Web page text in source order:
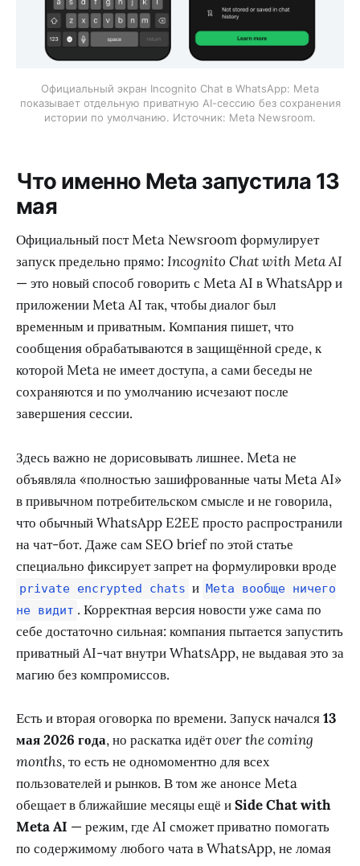
Официальный экран Incognito Chat в WhatsApp: Meta
показывает отдельную приватную AI-сессию без сохранения
истории по умолчанию. Источник: Meta Newsroom.
Что именно Meta запустила 13
мая
Официальный пост Meta Newsroom формулирует
запуск предельно прямо: Incognito Chat with Meta AI
— это новый способ говорить с Meta AI в WhatsApp и
приложении Meta AI так, чтобы диалог был
временным и приватным. Компания пишет, что
сообщения обрабатываются в защищённой среде, к
которой Meta не имеет доступа, а сами беседы не
сохраняются и по умолчанию исчезают после
завершения сессии.
Здесь важно не дорисовывать лишнее. Meta не
объявляла «полностью зашифрованные чаты Meta AI»
в привычном потребительском смысле и не говорила,
что обычный WhatsApp E2EE просто распространили
на чат-бот. Даже сам SEO brief по этой статье
специально фиксирует запрет на формулировки вроде
private encrypted chats и Meta вообще ничего
не видит . Корректная версия новости уже сама по
себе достаточно сильная: компания пытается запустить
приватный AI-чат внутри WhatsApp, не выдавая это за
магию без компромиссов.
Есть и вторая оговорка по времени. Запуск начался13
мая 2026 года, но раскатка идётover the coming
months, то есть не одномоментно для всех
пользователей и рынков. В том же анонсе Meta
обещает в ближайшие месяцы ещё иSide Chat with
Meta AI — режим, где AI сможет приватно помогать
по содержимому любого чата в WhatsApp, не ломая